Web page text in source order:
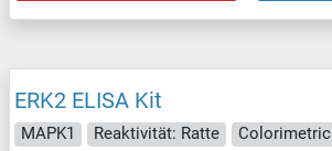
ERK2 ELISA Kit
MAPK1 Reaktivität: Ratte Colorimetric